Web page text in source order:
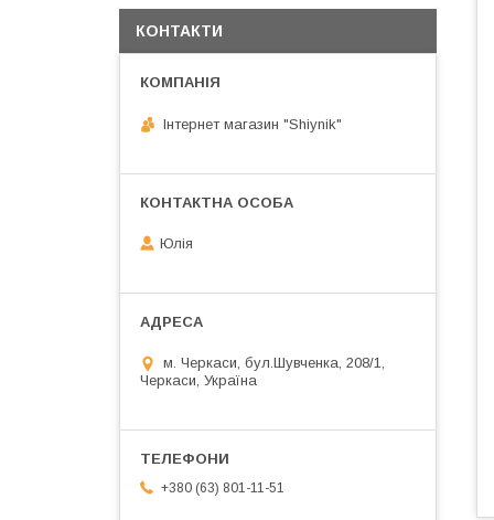
КОНТАКТИ
Інтернет магазин "Shiynik"
Юлія
м. Черкаси, бул.Шувченка, 208/1,
Черкаси, Україна
+380 (63) 801-11-51